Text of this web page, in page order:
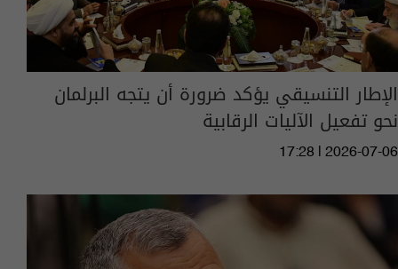
الإطار التنسيقي يؤكد ضرورة أن يتجه البرلمان
نحو تفعيل الآليات الرقابية
17:28 | 2026-07-06